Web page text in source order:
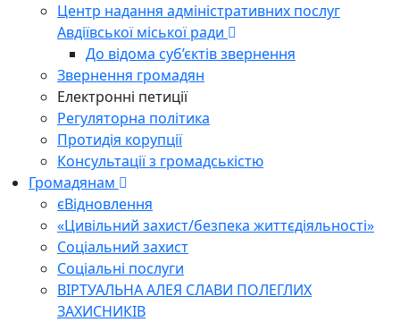
Центр надання адміністративних послуг
Авдіївської міської ради
До відома суб’єктів звернення
Звернення громадян
Електронні петиції
Регуляторна політика
Протидія корупції
Консультації з громадськістю
Громадянам
єВідновлення
«Цивільний захист/безпека життєдіяльності»
Соціальний захист
Соціальні послуги
ВІРТУАЛЬНА АЛЕЯ СЛАВИ ПОЛЕГЛИХ
ЗАХИСНИКІВ